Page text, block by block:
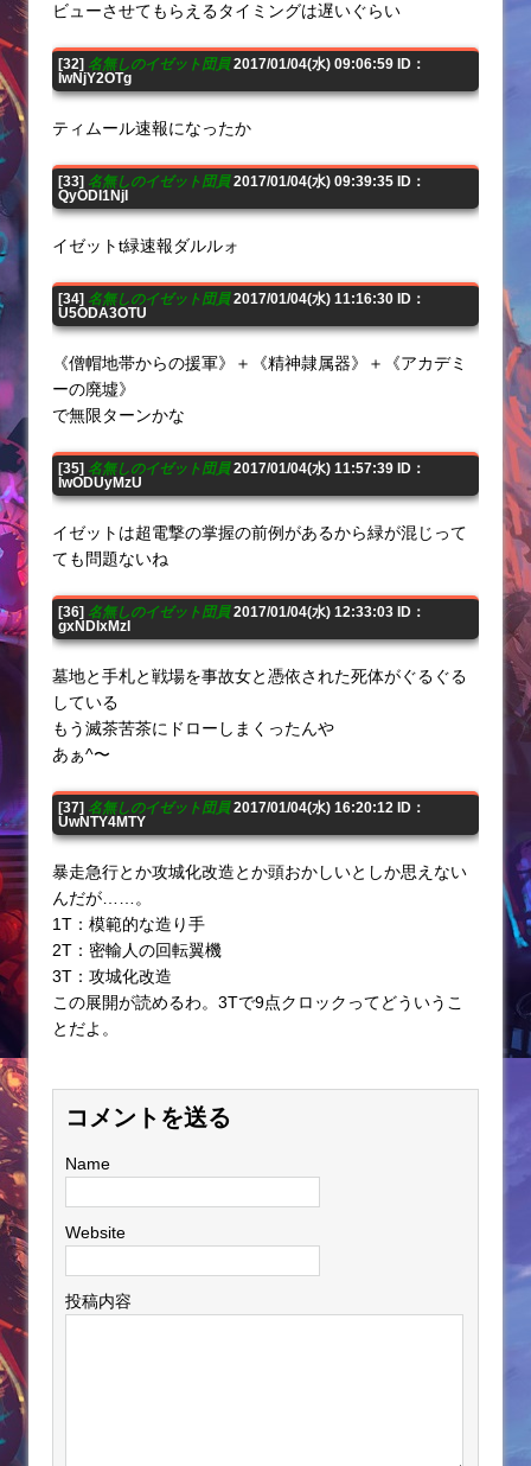
ビューさせてもらえるタイミングは遅いぐらい
[32] 名無しのイゼット団員2017/01/04(水) 09:06:59 ID：
IwNjY2OTg
ティムール速報になったか
[33] 名無しのイゼット団員2017/01/04(水) 09:39:35 ID：
QyODI1NjI
イゼットt緑速報ダルルォ
[34] 名無しのイゼット団員2017/01/04(水) 11:16:30 ID：
U5ODA3OTU
《僧帽地帯からの援軍》＋《精神隷属器》＋《アカデミ
ーの廃墟》
で無限ターンかな
[35] 名無しのイゼット団員2017/01/04(水) 11:57:39 ID：
IwODUyMzU
イゼットは超電撃の掌握の前例があるから緑が混じって
ても問題ないね
[36] 名無しのイゼット団員2017/01/04(水) 12:33:03 ID：
gxNDIxMzI
墓地と手札と戦場を事故女と憑依された死体がぐるぐる
している
もう滅茶苦茶にドローしまくったんや
あぁ^〜
[37] 名無しのイゼット団員2017/01/04(水) 16:20:12 ID：
UwNTY4MTY
暴走急行とか攻城化改造とか頭おかしいとしか思えない
んだが……。
1T：模範的な造り手
2T：密輸人の回転翼機
3T：攻城化改造
この展開が読めるわ。3Tで9点クロックってどういうこ
とだよ。
コメントを送る
Name
Website
投稿内容